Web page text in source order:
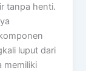
tanpa henti.
luput dari
memiliki